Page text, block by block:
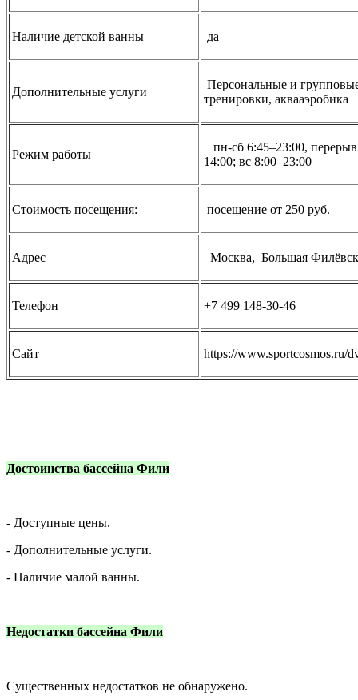
Наличие детской ванны да
Дополнительные услуги
Персональные и
тренировки, аквааэробика
Режим работы
пн-сб 6:45–23:00,
14:00; вс 8:00–23:00
Стоимость посещения: посещение от 250 руб.
Адрес Москва, Большая
Телефон +7 499 148‑30-46
Сайт https://www.sportcosmos.ru/
Достоинства бассейна Фили
- Доступные цены.
- Дополнительные услуги.
- Наличие малой ванны.
Недостатки бассейна Фили
Существенных недостатков не обнаружено.